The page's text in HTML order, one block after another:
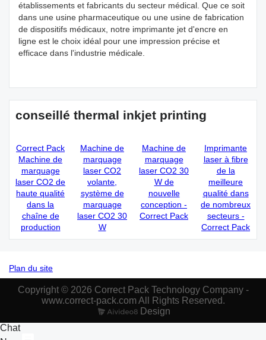
établissements et fabricants du secteur médical. Que ce soit
dans une usine pharmaceutique ou une usine de fabrication
de dispositifs médicaux, notre imprimante jet d'encre en
ligne est le choix idéal pour une impression précise et
efficace dans l'industrie médicale.
conseillé thermal inkjet printing
Correct Pack
Machine de
marquage
laser CO2 de
haute qualité
dans la
chaîne de
production
Machine de
marquage
laser CO2
volante,
système de
marquage
laser CO2 30
W
Machine de
marquage
laser CO2 30
W de
nouvelle
conception -
Correct Pack
Imprimante
laser à fibre
de la
meilleure
qualité dans
de nombreux
secteurs -
Correct Pack
Plan du site
Copyright © 2026 Correct Pack Technology Company -
www.correct-pack.com All Rights Reserved.
Design
Chat